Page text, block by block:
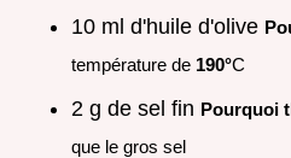
10 ml d'huile d'olive
température de 190°C
2 g de sel fin Pourquoi
que le gros sel